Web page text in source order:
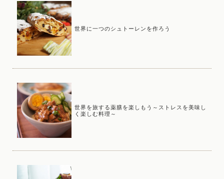
世界に一つのシュトーレンを作ろう
世界を旅する薬膳を楽しもう～ストレスを美味し
く楽しむ料理～